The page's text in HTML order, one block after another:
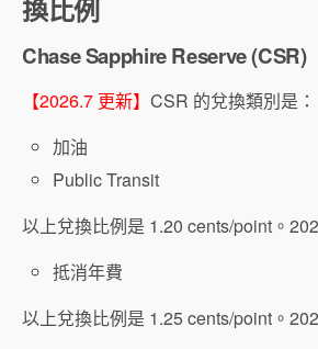
換比例
Chase Sapphire Reserve (CSR)
【2026.7 更新】 CSR 的兌換類別是：
加油
Public Transit
以上兌換比例是 1.20 cents/point。
抵消年費
以上兌換比例是 1.25 cents/point。